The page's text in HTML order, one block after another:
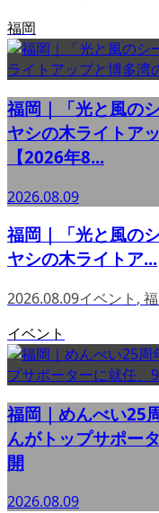
福岡
福岡｜「光と風の
ヤシの木ライトア
【2026年8...
2026.08.09
福岡｜「光と風の
ヤシの木ライトア...
2026.08.09イベント ,
イベント
福岡｜めんべい25
んがトップサポー
開
2026.08.09